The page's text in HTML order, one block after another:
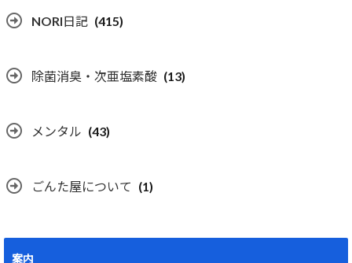
NORI日記 (415)
除菌消臭・次亜塩素酸 (13)
メンタル (43)
ごんた屋について (1)
案内